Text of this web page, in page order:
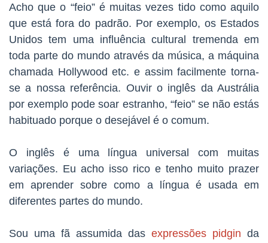
Acho que o “feio” é muitas vezes tido como aquilo
que está fora do padrão. Por exemplo, os Estados
Unidos tem uma influência cultural tremenda em
toda parte do mundo através da música, a máquina
chamada Hollywood etc. e assim facilmente torna-
se a nossa referência. Ouvir o inglês da Austrália
por exemplo pode soar estranho, “feio” se não estás
habituado porque o desejável é o comum.
O inglês é uma língua universal com muitas
variações. Eu acho isso rico e tenho muito prazer
em aprender sobre como a língua é usada em
diferentes partes do mundo.
Sou uma fã assumida das expressões pidgin da